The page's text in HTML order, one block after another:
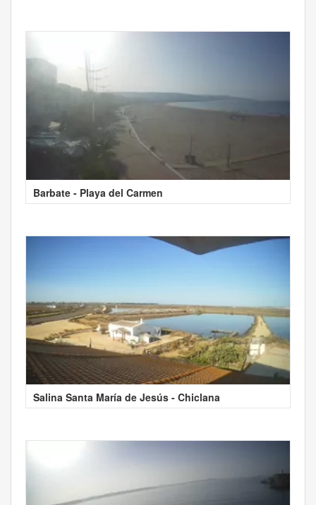
Barbate - Playa del Carmen
Salina Santa María de Jesús - Chiclana